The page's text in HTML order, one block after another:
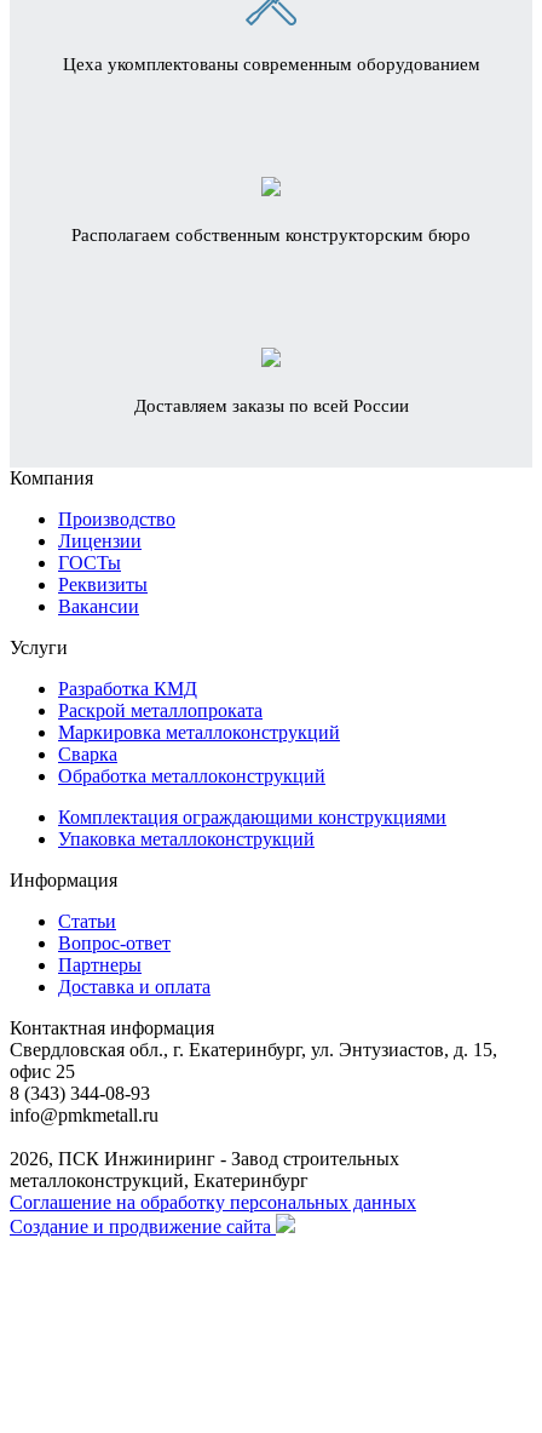
Цеха укомплектованы современным оборудованием
Располагаем собственным конструкторским бюро
Доставляем заказы по всей России
Компания
Производство
Лицензии
ГОСТы
Реквизиты
Вакансии
Услуги
Разработка КМД
Раскрой металлопроката
Маркировка металлоконструкций
Сварка
Обработка металлоконструкций
Комплектация ограждающими конструкциями
Упаковка металлоконструкций
Информация
Статьи
Вопрос-ответ
Партнеры
Доставка и оплата
Контактная информация
Свердловская обл., г. Екатеринбург, ул. Энтузиастов, д. 15,
офис 25
8 (343) 344-08-93
info@pmkmetall.ru
2026, ПСК Инжиниринг - Завод строительных
металлоконструкций, Екатеринбург
Соглашение на обработку персональных данных
Создание и продвижение сайта